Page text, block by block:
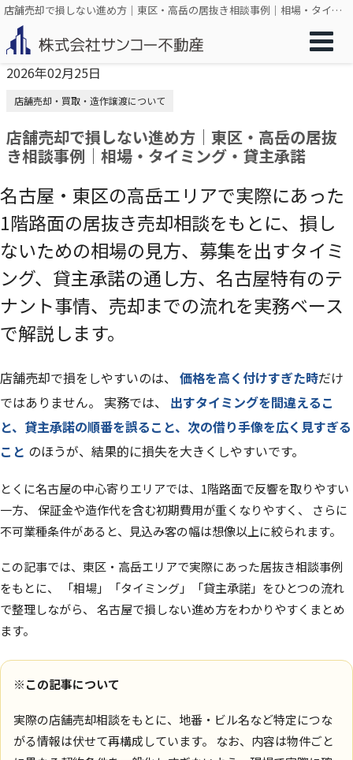
店舗売却で損しない進め方｜東区・高岳の居抜き相談事例｜相場・タイミング・貸主承諾
2026年02月25日
店舗売却・買取・造作譲渡について
店舗売却で損しない進め方｜東区・高岳の居抜
き相談事例｜相場・タイミング・貸主承諾
名古屋・東区の高岳エリアで実際にあった
1階路面の居抜き売却相談をもとに、損し
ないための相場の見方、募集を出すタイミ
ング、貸主承諾の通し方、名古屋特有のテ
ナント事情、売却までの流れを実務ベース
で解説します。
店舗売却で損をしやすいのは、 価格を高く付けすぎた時だけ
ではありません。 実務では、 出すタイミングを間違えるこ
と、貸主承諾の順番を誤ること、次の借り手像を広く見すぎる
こと のほうが、結果的に損失を大きくしやすいです。
とくに名古屋の中心寄りエリアでは、1階路面で反響を取りやすい
一方、 保証金や造作代を含む初期費用が重くなりやすく、 さらに
不可業種条件があると、見込み客の幅は想像以上に絞られます。
この記事では、東区・高岳エリアで実際にあった居抜き相談事例
をもとに、 「相場」「タイミング」「貸主承諾」をひとつの流れ
で整理しながら、 名古屋で損しない進め方をわかりやすくまとめ
ます。
※この記事について
実際の店舗売却相談をもとに、地番・ビル名など特定につな
がる情報は伏せて再構成しています。 なお、内容は物件ごと